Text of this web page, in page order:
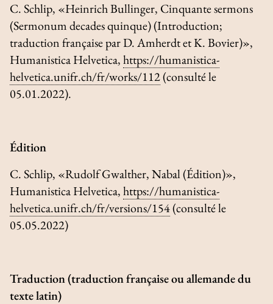
C. Schlip, «Heinrich Bullinger, Cinquante sermons
(Sermonum decades quinque) (Introduction;
traduction française par D. Amherdt et K. Bovier)»,
Humanistica Helvetica,https://humanistica-
helvetica.unifr.ch/fr/works/112(consulté le
05.01.2022).
Édition
C. Schlip, «Rudolf Gwalther, Nabal (Édition)»,
Humanistica Helvetica,https://humanistica-
helvetica.unifr.ch/fr/versions/154(consulté le
05.05.2022)
Traduction (traduction française ou allemande du
texte latin)